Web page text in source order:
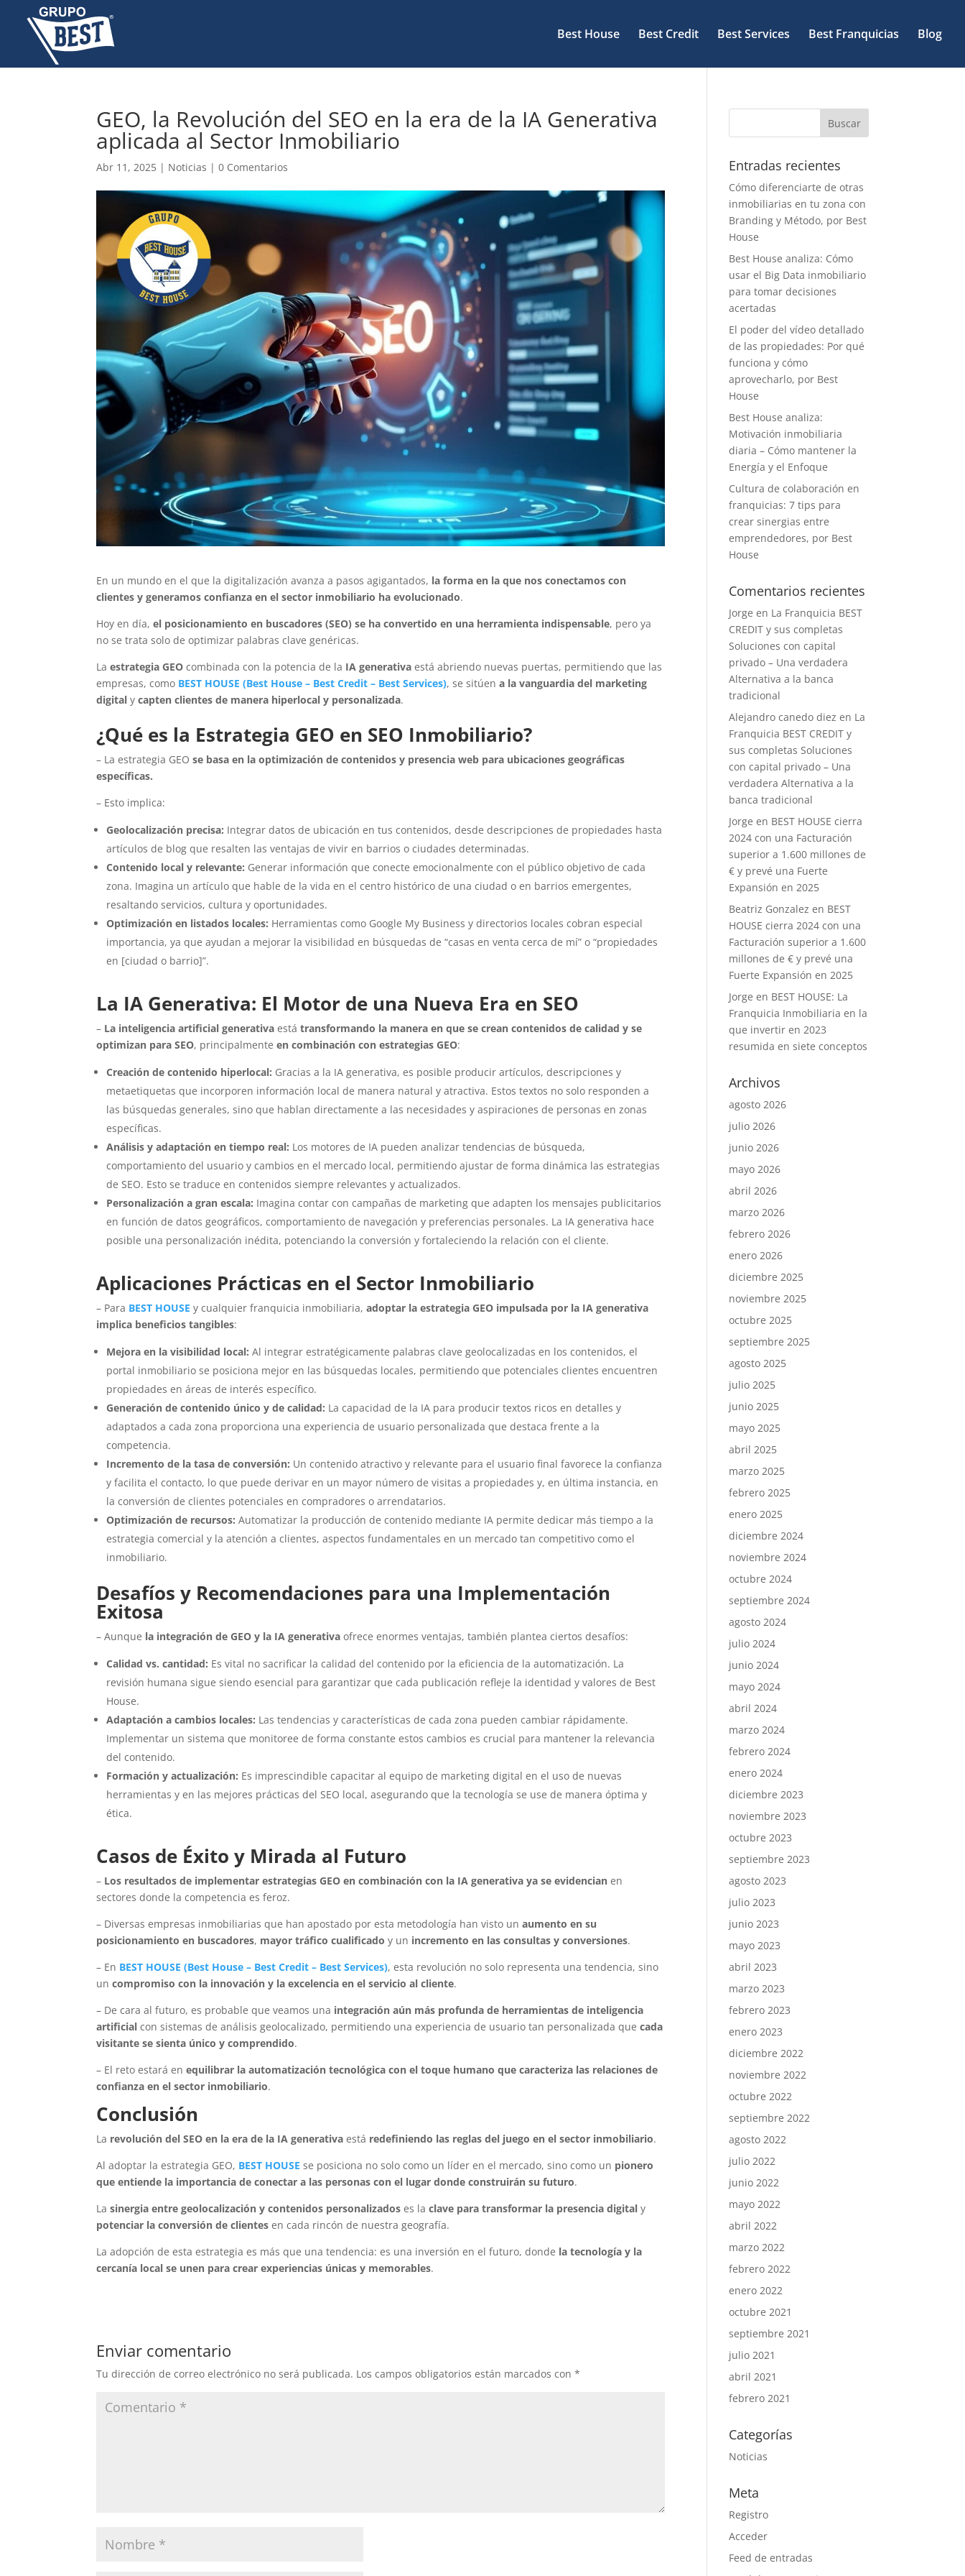
Best House Best Credit Best Services Best Franquicias Blog
GEO, la Revolución del SEO en la era de la IA Generativa
aplicada al Sector Inmobiliario
Abr 11, 2025 | Noticias |0 Comentarios
En un mundo en el que la digitalización avanza a pasos agigantados, la forma en la que nos conectamos con
clientes y generamos confianza en el sector inmobiliario ha evolucionado.
Hoy en día,el posicionamiento en buscadores (SEO) se ha convertido en una herramienta indispensable, pero ya
no se trata solo de optimizar palabras clave genéricas.
Laestrategia GEO combinada con la potencia de la IA generativa está abriendo nuevas puertas, permitiendo que las
empresas, como BEST HOUSE (Best House – Best Credit – Best Services), se sitúena la vanguardia del marketing
digital ycapten clientes de manera hiperlocal y personalizada.
¿Qué es la Estrategia GEO en SEO Inmobiliario?
– La estrategia GEO se basa en la optimización de contenidos y presencia web para ubicaciones geográficas
específicas.
– Esto implica:
Geolocalización precisa: Integrar datos de ubicación en tus contenidos, desde descripciones de propiedades hasta
artículos de blog que resalten las ventajas de vivir en barrios o ciudades determinadas.
Contenido local y relevante: Generar información que conecte emocionalmente con el público objetivo de cada
zona. Imagina un artículo que hable de la vida en el centro histórico de una ciudad o en barrios emergentes,
resaltando servicios, cultura y oportunidades.
Optimización en listados locales: Herramientas como Google My Business y directorios locales cobran especial
importancia, ya que ayudan a mejorar la visibilidad en búsquedas de “casas en venta cerca de mí” o “propiedades
en [ciudad o barrio]”.
La IA Generativa: El Motor de una Nueva Era en SEO
– La inteligencia artificial generativaestá transformando la manera en que se crean contenidos de calidad y se
optimizan para SEO, principalmenteen combinación con estrategias GEO:
Creación de contenido hiperlocal: Gracias a la IA generativa, es posible producir artículos, descripciones y
metaetiquetas que incorporen información local de manera natural y atractiva. Estos textos no solo responden a
las búsquedas generales, sino que hablan directamente a las necesidades y aspiraciones de personas en zonas
específicas.
Análisis y adaptación en tiempo real: Los motores de IA pueden analizar tendencias de búsqueda,
comportamiento del usuario y cambios en el mercado local, permitiendo ajustar de forma dinámica las estrategias
de SEO. Esto se traduce en contenidos siempre relevantes y actualizados.
Personalización a gran escala: Imagina contar con campañas de marketing que adapten los mensajes publicitarios
en función de datos geográficos, comportamiento de navegación y preferencias personales. La IA generativa hace
posible una personalización inédita, potenciando la conversión y fortaleciendo la relación con el cliente.
Aplicaciones Prácticas en el Sector Inmobiliario
– Para BEST HOUSE y cualquier franquicia inmobiliaria,adoptar la estrategia GEO impulsada por la IA generativa
implica beneficios tangibles:
Mejora en la visibilidad local: Al integrar estratégicamente palabras clave geolocalizadas en los contenidos, el
portal inmobiliario se posiciona mejor en las búsquedas locales, permitiendo que potenciales clientes encuentren
propiedades en áreas de interés específico.
Generación de contenido único y de calidad: La capacidad de la IA para producir textos ricos en detalles y
adaptados a cada zona proporciona una experiencia de usuario personalizada que destaca frente a la
competencia.
Incremento de la tasa de conversión: Un contenido atractivo y relevante para el usuario final favorece la confianza
y facilita el contacto, lo que puede derivar en un mayor número de visitas a propiedades y, en última instancia, en
la conversión de clientes potenciales en compradores o arrendatarios.
Optimización de recursos: Automatizar la producción de contenido mediante IA permite dedicar más tiempo a la
estrategia comercial y la atención a clientes, aspectos fundamentales en un mercado tan competitivo como el
inmobiliario.
Desafíos y Recomendaciones para una Implementación
Exitosa
– Aunque la integración de GEO y la IA generativa ofrece enormes ventajas, también plantea ciertos desafíos:
Calidad vs. cantidad: Es vital no sacrificar la calidad del contenido por la eficiencia de la automatización. La
revisión humana sigue siendo esencial para garantizar que cada publicación refleje la identidad y valores de Best
House.
Adaptación a cambios locales: Las tendencias y características de cada zona pueden cambiar rápidamente.
Implementar un sistema que monitoree de forma constante estos cambios es crucial para mantener la relevancia
del contenido.
Formación y actualización: Es imprescindible capacitar al equipo de marketing digital en el uso de nuevas
herramientas y en las mejores prácticas del SEO local, asegurando que la tecnología se use de manera óptima y
ética.
Casos de Éxito y Mirada al Futuro
– Los resultados de implementar estrategias GEO en combinación con la IA generativa ya se evidencian en
sectores donde la competencia es feroz.
– Diversas empresas inmobiliarias que han apostado por esta metodología han visto unaumento en su
posicionamiento en buscadores, mayor tráfico cualificado y un incremento en las consultas y conversiones.
– En BEST HOUSE (Best House – Best Credit – Best Services), esta revolución no solo representa una tendencia, sino
uncompromiso con la innovación y la excelencia en el servicio al cliente.
– De cara al futuro, es probable que veamos una integración aún más profunda de herramientas de inteligencia
artificial con sistemas de análisis geolocalizado, permitiendo una experiencia de usuario tan personalizada quecada
visitante se sienta único y comprendido.
– El reto estará enequilibrar la automatización tecnológica con el toque humano que caracteriza las relaciones de
confianza en el sector inmobiliario.
Conclusión
La revolución del SEO en la era de la IA generativaestá redefiniendo las reglas del juego en el sector inmobiliario.
Al adoptar la estrategia GEO, BEST HOUSE se posiciona no solo como un líder en el mercado, sino como un pionero
que entiende la importancia de conectar a las personas con el lugar donde construirán su futuro.
Lasinergia entre geolocalización y contenidos personalizadoses la clave para transformar la presencia digitaly
potenciar la conversión de clientes en cada rincón de nuestra geografía.
La adopción de esta estrategia es más que una tendencia: es una inversión en el futuro, donde la tecnología y la
cercanía local se unen para crear experiencias únicas y memorables.
Enviar comentario
Tu dirección de correo electrónico no será publicada. Los campos obligatorios están marcados con*
Entradas recientes
Cómo diferenciarte de otras
inmobiliarias en tu zona con
Branding y Método, por Best
House
Best House analiza: Cómo
usar el Big Data inmobiliario
para tomar decisiones
acertadas
El poder del vídeo detallado
de las propiedades: Por qué
funciona y cómo
aprovecharlo, por Best
House
Best House analiza:
Motivación inmobiliaria
diaria – Cómo mantener la
Energía y el Enfoque
Cultura de colaboración en
franquicias: 7 tips para
crear sinergias entre
emprendedores, por Best
House
Comentarios recientes
Jorge en La Franquicia BEST
CREDIT y sus completas
Soluciones con capital
privado – Una verdadera
Alternativa a la banca
tradicional
Alejandro canedo diez en La
Franquicia BEST CREDIT y
sus completas Soluciones
con capital privado – Una
verdadera Alternativa a la
banca tradicional
Jorge en BEST HOUSE cierra
2024 con una Facturación
superior a 1.600 millones de
€ y prevé una Fuerte
Expansión en 2025
Beatriz Gonzalez en BEST
HOUSE cierra 2024 con una
Facturación superior a 1.600
millones de € y prevé una
Fuerte Expansión en 2025
Jorge en BEST HOUSE: La
Franquicia Inmobiliaria en la
que invertir en 2023
resumida en siete conceptos
Archivos
agosto 2026
julio 2026
junio 2026
mayo 2026
abril 2026
marzo 2026
febrero 2026
enero 2026
diciembre 2025
noviembre 2025
octubre 2025
septiembre 2025
agosto 2025
julio 2025
junio 2025
mayo 2025
abril 2025
marzo 2025
febrero 2025
enero 2025
diciembre 2024
noviembre 2024
octubre 2024
septiembre 2024
agosto 2024
julio 2024
junio 2024
mayo 2024
abril 2024
marzo 2024
febrero 2024
enero 2024
diciembre 2023
noviembre 2023
octubre 2023
septiembre 2023
agosto 2023
julio 2023
junio 2023
mayo 2023
abril 2023
marzo 2023
febrero 2023
enero 2023
diciembre 2022
noviembre 2022
octubre 2022
septiembre 2022
agosto 2022
julio 2022
junio 2022
mayo 2022
abril 2022
marzo 2022
febrero 2022
enero 2022
octubre 2021
septiembre 2021
julio 2021
abril 2021
febrero 2021
Categorías
Noticias
Meta
Registro
Acceder
Feed de entradas